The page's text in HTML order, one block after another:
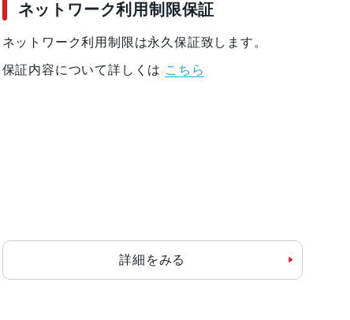
ネットワーク利用制限保証
ネットワーク利用制限は永久保証致します。
保証内容について詳しくは こちら
詳細をみる